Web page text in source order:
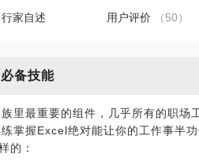
行家自述 用户评价 （50）
备技能
里最重要的组件，几乎所有的职场
掌握Excel绝对能让你的工作事半功
的：